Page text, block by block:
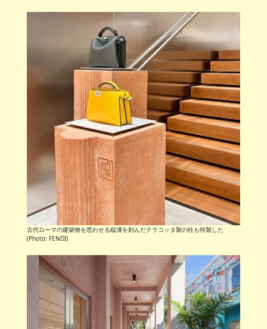
古代ローマの建築物を思わせる縦溝を刻んだテラコッタ製の柱も特製した
(Photo: FENDI)